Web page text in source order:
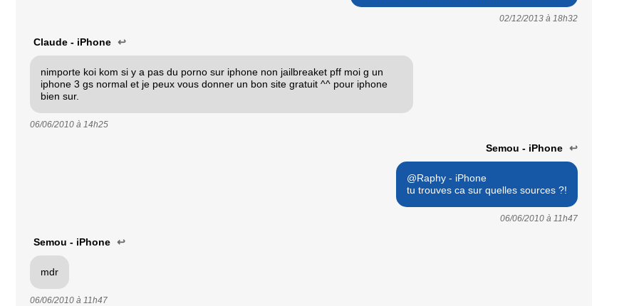
02/12/2013 à 18h32
Claude - iPhone ↩
nimporte koi kom si y a pas du porno sur iphone non jailbreaket pff moi g un
iphone 3 gs normal et je peux vous donner un bon site gratuit ^^ pour iphone
bien sur.
06/06/2010 à 14h25
Semou - iPhone ↩
@Raphy - iPhone
tu trouves ca sur quelles sources ?!
06/06/2010 à 11h47
Semou - iPhone ↩
mdr
06/06/2010 à 11h47